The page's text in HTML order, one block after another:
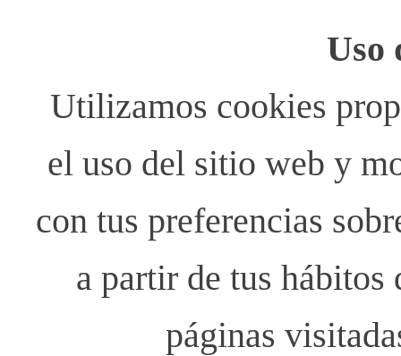
Uso
Utilizamos cookies
el uso del sitio web y
con tus preferencias
a partir de tus
páginas